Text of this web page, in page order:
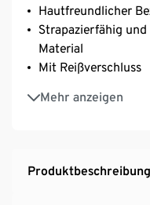
Hautfreundlicher
Strapazierfähig
Material
Mit Reißverschluss
Mehr anzeigen
Mit Füllkissen
Ca. 50 x 50 cm
Produktbeschreibung